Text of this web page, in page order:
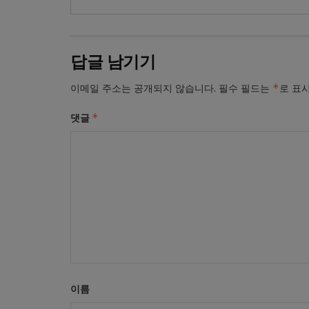
답글 남기기
이메일 주소는 공개되지 않습니다. 필수 필드는 *로 표
댓글 *
이름